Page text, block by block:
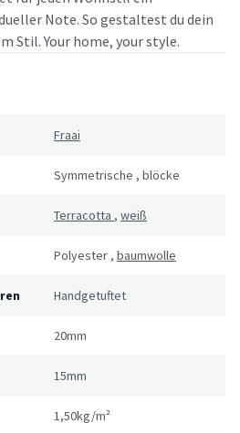
Note. So gestaltest du dein
Stil. Your home, your style.
Fraai
Symmetrische , blöcke
Terracotta , weiß
Polyester , baumwolle
Handgetuftet
20mm
15mm
1,50kg/m²